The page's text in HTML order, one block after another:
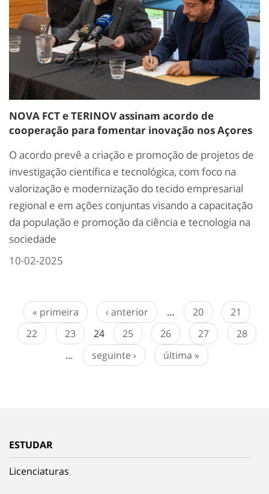
NOVA FCT e TERINOV assinam acordo de
cooperação para fomentar inovação nos Açores
O acordo prevê a criação e promoção de projetos de
investigação científica e tecnológica, com foco na
valorização e modernização do tecido empresarial
regional e em ações conjuntas visando a capacitação
da população e promoção da ciência e tecnologia na
sociedade
10-02-2025
« primeira ‹ anterior … 20
21
22
23 24 25 26 27
28
…
seguinte › última »
ESTUDAR
Licenciaturas